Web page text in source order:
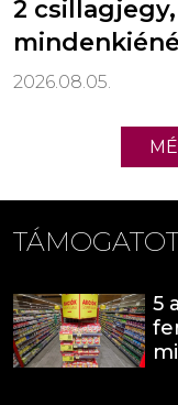
2
2026.08.05.
5